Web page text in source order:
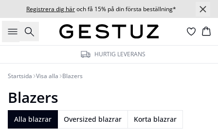
Registrera dig häroch få 15% på din första beställning*
Sök
HURTIG LEVERANS
Startsida Visa alla Blazers
Blazers
Alla blazrar Oversized blazrar Korta blazrar